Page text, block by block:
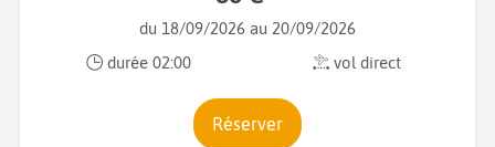
du 18/09/2026 au 20/09/2026
durée 02:00
vol direct
Réserver